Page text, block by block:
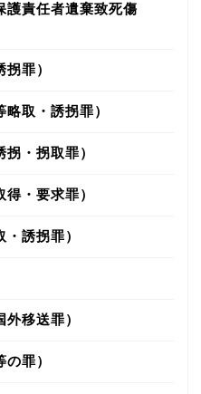
護責任者遺棄致死傷
罪）
取・誘拐罪）
・拐取罪）
・要求罪）
誘拐罪）
移送罪）
罪）